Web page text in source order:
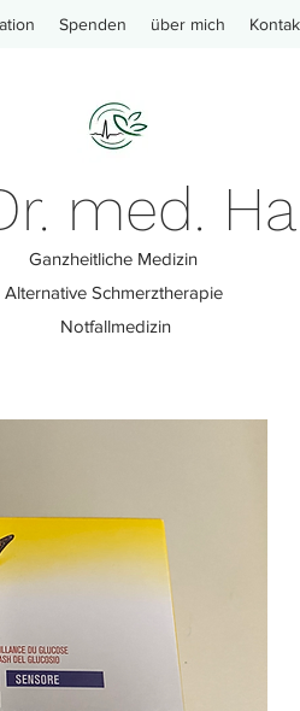
Spenden über mich
med.
Ganzheitliche Medizin
Alternative Schmerztherapie
Notfallmedizin